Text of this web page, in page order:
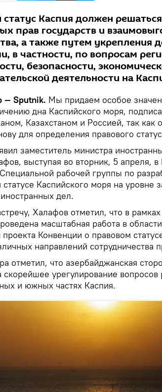
статус Каспия должен
прав государств и
а также путем укрепления
в частности, по вопросам
безопасности,
деятельности на
— Sputnik. Мы придаем особое
дна Каспийского моря,
Казахстаном и Россией, так как
для определения правового
заместитель министра
выступая во вторник, 5 апреля,
рабочей группы по
Каспийского моря на уровне
дел.
Халафов отметил, что в
масштабная работа в
Конвенции о правовом
направлений сотрудничества
отметил, что азербайджанская
урегулирование вопросов
и южных частях Каспия.